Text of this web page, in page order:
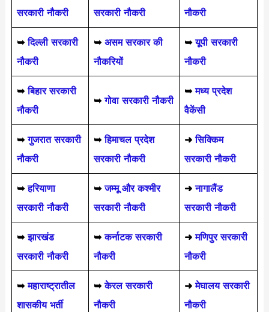
सरकारी नौकरी
सरकारी नौकरी
नौकरी
➥ दिल्ली सरकारी
नौकरी
➥ असम सरकार की
नौकरियों
➥ यूपी सरकारी
नौकरी
➥बिहार सरकारी
नौकरी
➥गोवा सरकारी नौकरी
➥ मध्य प्रदेश
वैकेंसी
➥ गुजरात सरकारी
नौकरी
➥हिमाचल प्रदेश
सरकारी नौकरी
➜ सिक्किम
सरकारी नौकरी
➥हरियाणा
सरकारी नौकरी
➥जम्मू और कश्मीर
सरकारी नौकरी
➜ नागालैंड
सरकारी नौकरी
➥ झारखंड
सरकारी नौकरी
➥ कर्नाटक सरकारी
नौकरी
➜ मणिपुर सरकारी
नौकरी
➥ महाराष्ट्रातील
शासकीय भर्ती
➥ केरल सरकारी
नौकरी
➜ मेघालय सरकारी
नौकरी